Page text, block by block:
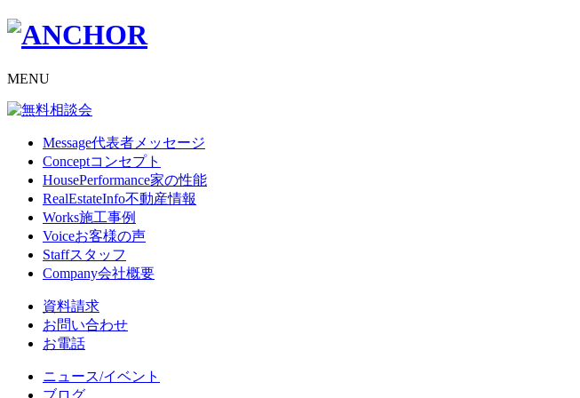
MENU
Message代表者メッセージ
Conceptコンセプト
HousePerformance家の性能
RealEstateInfo不動産情報
Works施工事例
Voiceお客様の声
Staffスタッフ
Company会社概要
資料請求
お問い合わせ
お電話
ニュース/イベント
ブログ